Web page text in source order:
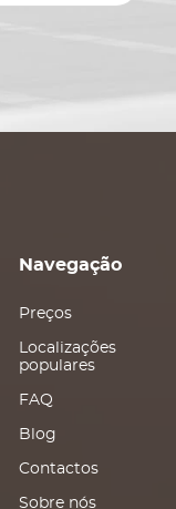
Navegação
Preços
Localizações
populares
FAQ
Blog
Contactos
Sobre nós